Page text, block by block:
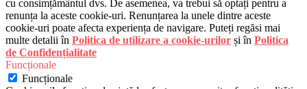
cu consimțământul dvs. De asemenea, va trebui să optați pentru a
renunța la aceste cookie-uri. Renunțarea la unele dintre aceste
cookie-uri poate afecta experiența de navigare. Puteți regăsi mai
multe detalii în Politica de utilizare a cookie-urilor și în Politica
de Confidențialitate
Funcționale
Funcționale